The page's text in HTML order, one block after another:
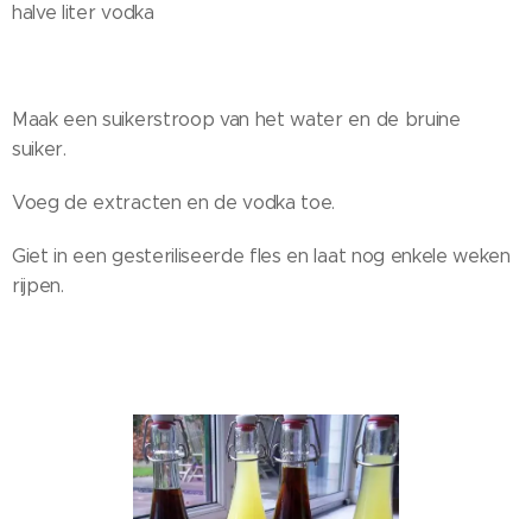
halve liter vodka
Maak een suikerstroop van het water en de bruine
suiker.
Voeg de extracten en de vodka toe.
Giet in een gesteriliseerde fles en laat nog enkele weken
rijpen.